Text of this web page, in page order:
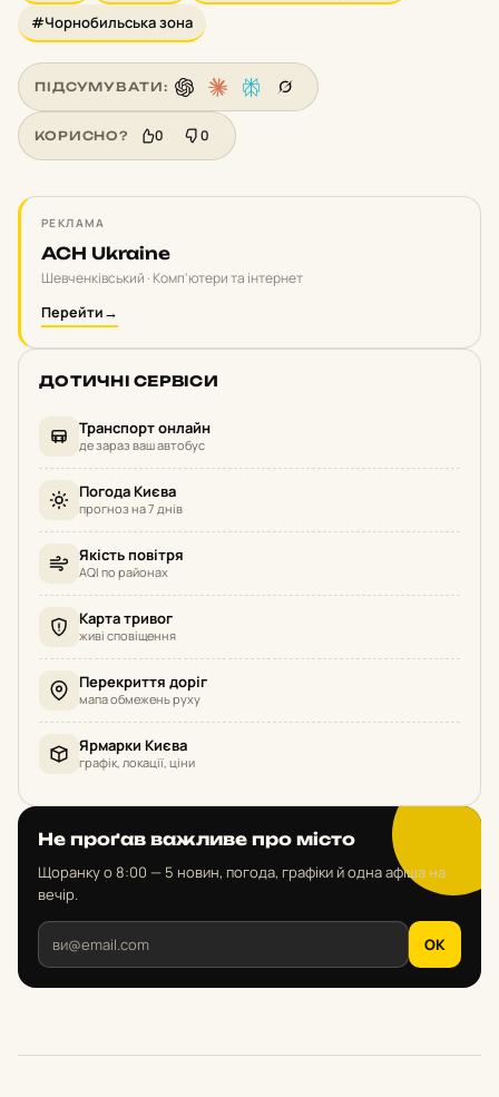
#Чорнобильська зона
ПІДСУМУВАТИ:
КОРИСНО? 0 0
РЕКЛАМА
ACH Ukraine
Шевченківський · Комп'ютери та інтернет
Перейти→
ДОТИЧНІ СЕРВІСИ
Транспорт онлайн
де зараз ваш автобус
Погода Києва
прогноз на 7 днів
Якість повітря
AQI по районах
Карта тривог
живі сповіщення
Перекриття доріг
мапа обмежень руху
Ярмарки Києва
графік, локації, ціни
Не проґав важливе про місто
Щоранку о 8:00 — 5 новин, погода, графіки й одна афіша на
вечір.
OK